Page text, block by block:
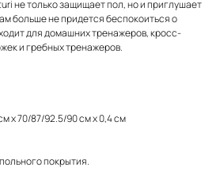
не только защищает пол, но и приглушает
больше не придется беспокоиться о
для домашних тренажеров, кросс-
и гребных тренажеров.
x 70/87/92.5/90 см x 0,4 см
покрытия.